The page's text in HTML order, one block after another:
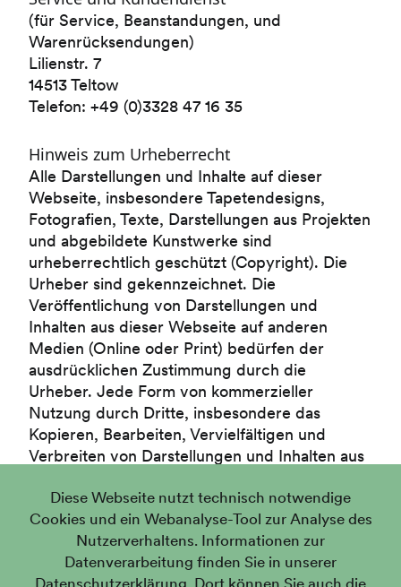
(für Service, Beanstandungen, und
Warenrücksendungen)
Lilienstr. 7
14513 Teltow
Telefon: +49 (0)3328 47 16 35
Hinweis zum Urheberrecht
Alle Darstellungen und Inhalte auf dieser
Webseite, insbesondere Tapetendesigns,
Fotografien, Texte, Darstellungen aus Projekten
und abgebildete Kunstwerke sind
urheberrechtlich geschützt (Copyright). Die
Urheber sind gekennzeichnet. Die
Veröffentlichung von Darstellungen und
Inhalten aus dieser Webseite auf anderen
Medien (Online oder Print) bedürfen der
ausdrücklichen Zustimmung durch die
Urheber. Jede Form von kommerzieller
Nutzung durch Dritte, insbesondere das
Kopieren, Bearbeiten, Vervielfältigen und
Verbreiten von Darstellungen und Inhalten aus
Zuwiderhandlungen werden juristisch verfolgt.
Streitbeilegung
Alternative Streitbeilegung gemäß Art. 14 Abs.
Diese Webseite nutzt technisch notwendige
Cookies und ein Webanalyse-Tool zur Analyse des
Nutzerverhaltens. Informationen zur
Datenverarbeitung finden Sie in unserer
Datenschutzerklärung . Dort können Sie auch die